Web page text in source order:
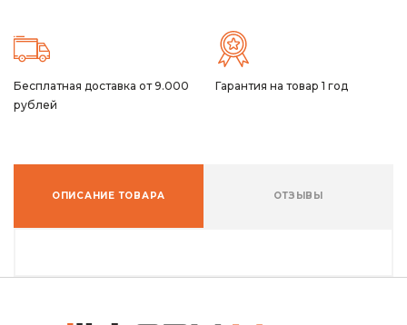
Бесплатная доставка от 9.000
рублей
Гарантия на товар 1 год
ОПИСАНИЕ ТОВАРА ОТЗЫВЫ